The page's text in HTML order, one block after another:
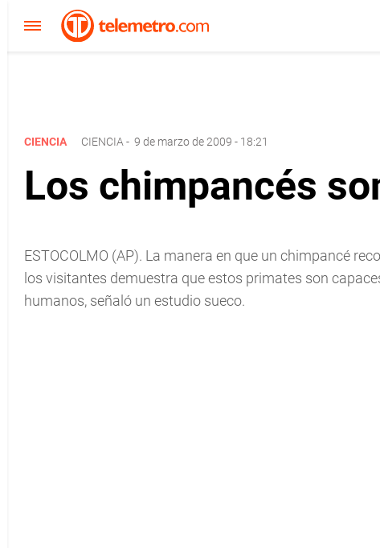
CIENCIA CIENCIA - 9 de marzo de 2009 - 18:21
Los chimpancés
ESTOCOLMO (AP). La manera en que un chimpancé
los visitantes demuestra que estos primates son
humanos, señaló un estudio sueco.